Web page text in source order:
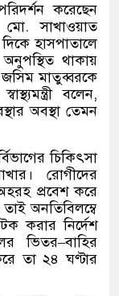
করেছেন
মো.সাখাওয়াত
হাসপাতালে
থাকায়
জসিম মাতুব্বরকে
বলেন,
অবস্থা তেমন
চিকিৎসা
রোগীদের
প্রবেশ করে
তাই অনতিবিলম্বে
করার নির্দেশ
ভিতর–বাহির
তা ২৪ ঘণ্টার